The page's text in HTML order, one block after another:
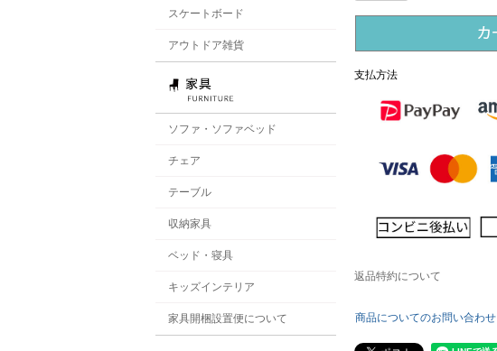
スケートボード
アウトドア雑貨
ソファ・ソファベッド
チェア
テーブル
収納家具
ベッド・寝具
キッズインテリア
家具開梱設置便について
支払方法
返品特約について
商品についてのお問い合わせ